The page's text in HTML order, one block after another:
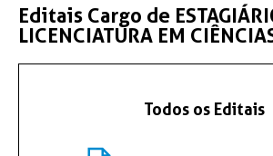
Editais Cargo de
LICENCIATURA EM
Todos os Editais